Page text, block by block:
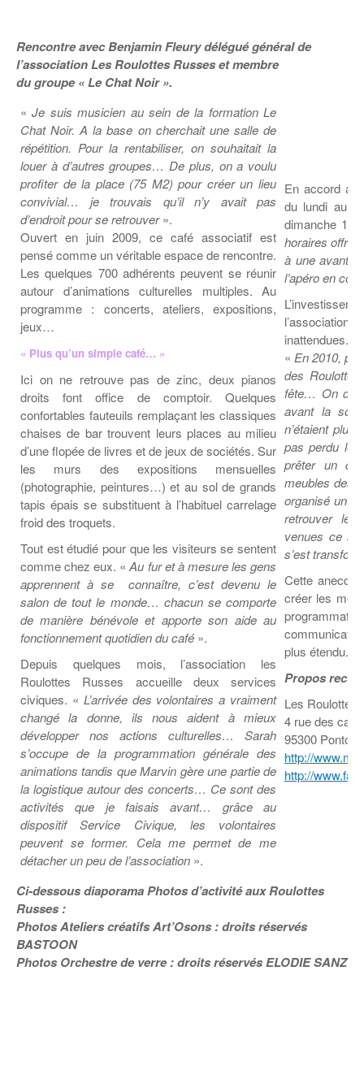
La ligue 95 et Recyclivre
Education verte
Formation Eco-délégué.es
Actualité Ecole
Pour s’inscrire
Rencontre avecBenjamin Fleurydélégué général de
l’association Les Roulottes Russes etmembre
du groupe « Le Chat Noir ».
« Je suis musicien au sein de la formation Le
Chat Noir. A la base on cherchait une salle de
répétition. Pour la rentabiliser, on souhaitait la
louer à d’autres groupes… De plus, on a voulu
profiter de la place (75 M2) pour créer un lieu
convivial… je trouvais qu’il n’y avait pas
d’endroit pour se retrouver».
Ouvert en juin 2009, ce café associatif est
pensé comme un véritable espace de rencontre.
Les quelques 700 adhérents peuvent se réunir
autour d’animations culturelles multiples. Au
programme : concerts, ateliers, expositions,
jeux…
« Plus qu’un simple café… »
Ici on ne retrouve pas de zinc, deux pianos
droits font office de comptoir. Quelques
confortables fauteuils remplaçant les classiques
chaises de bar trouvent leurs places au milieu
d’une flopée de livres et de jeux de sociétés. Sur
les murs des expositions mensuelles
(photographie, peintures…) et au sol de grands
tapis épais se substituent à l’habituel carrelage
froid des troquets.
Tout est étudié pour que les visiteurs se sentent
comme chez eux. «Au fur et à mesure les gens
apprennent à se connaître, c’est devenu le
salon de tout le monde… chacun se comporte
de manière bénévole et apporte son aide au
fonctionnement quotidien du café ».
Depuis quelques mois, l’association les
Roulottes Russes accueille deux services
civiques. « L’arrivée des volontaires a vraiment
changé la donne, ils nous aident à mieux
développer nos actions culturelles… Sarah
s’occupe de la programmation générale des
animations tandis que Marvin gère une partie de
la logistique autour des concerts… Ce sont des
activités que je faisais avant… grâce au
dispositif Service Civique, les volontaires
peuvent se former. Cela me permet de me
détacher un peu de l’association ».
En accord
du lundi au
dimanche
horaires
à une avant
l’apéro en
inattendues.
« En 2010,
des
fête… On
avant la
n’étaient
pas perdu le
prêter un
meubles des
organisé un
retrouver le
venues ce
s’est
Cette
créer les
plus étendu.
Propos
Les Roulottes
4 rue des
95300
http://
http://
Ci-dessous diaporama Photos d’activité aux Roulottes
Russes :
Photos Ateliers créatifs Art’Osons : droits réservés
BASTOON
Photos Orchestre de verre : droits réservés ELODIE SANZ